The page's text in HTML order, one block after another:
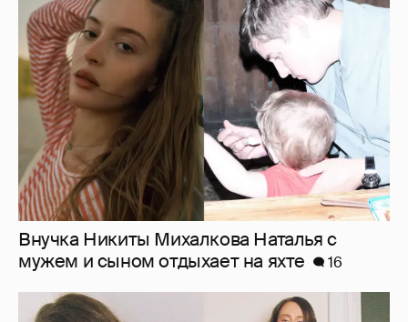
Внучка Никиты Михалкова Наталья с
мужем и сыном отдыхает на яхте
16